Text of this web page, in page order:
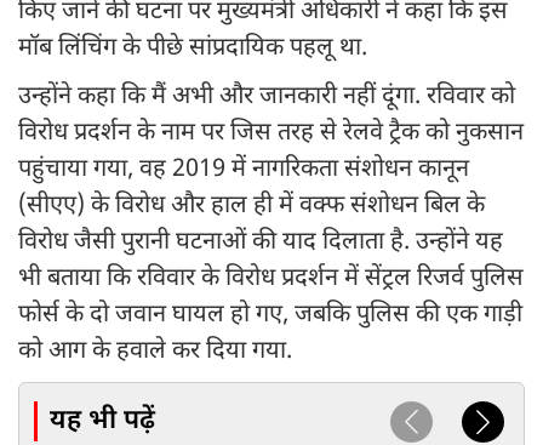
किए जाने की घटना पर मुख्यमंत्री अधिकारी ने कहा कि इस
मॉब लिंचिंग के पीछे सांप्रदायिक पहलू था.
उन्होंने कहा कि मैं अभी और जानकारी नहीं दूंगा. रविवार को
विरोध प्रदर्शन के नाम पर जिस तरह से रेलवे ट्रैक को नुकसान
पहुंचाया गया, वह 2019 में नागरिकता संशोधन कानून
(सीएए) के विरोध और हाल ही में वक्फ संशोधन बिल के
विरोध जैसी पुरानी घटनाओं की याद दिलाता है. उन्होंने यह
भी बताया कि रविवार के विरोध प्रदर्शन में सेंट्रल रिजर्व पुलिस
फोर्स के दो जवान घायल हो गए, जबकि पुलिस की एक गाड़ी
को आग के हवाले कर दिया गया.
यह भी पढ़ें